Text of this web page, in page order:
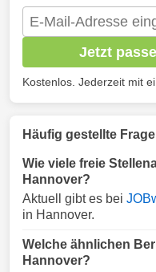
Jetzt
Kostenlos. Jederzeit mit
Häufig gestellte
Wie viele freie
Hannover?
Aktuell gibt es bei
in Hannover.
Welche ähnlichen
Hannover?